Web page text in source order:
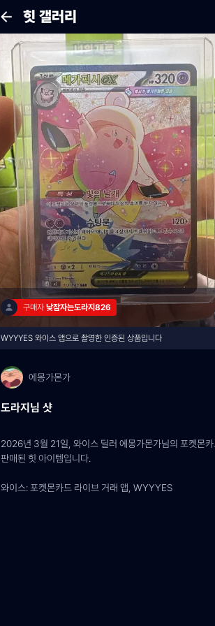
힛 갤러리
구매자 낮잠자는도라지826
WYYYES 와이스 앱으로 촬영한 인증된 상품입니다
에몽가몬가
도라지님 샷
2026년 3월 21일, 와이스 딜러 에몽가몬가님의 포켓몬카
판매된 힛 아이템입니다.
와이스: 포켓몬카드 라이브 거래 앱, WYYYES